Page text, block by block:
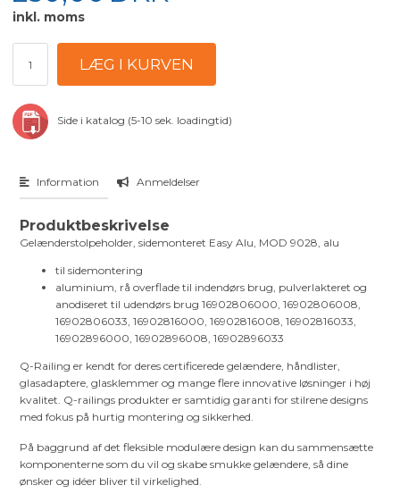
inkl. moms
Side i katalog (5-10 sek. loadingtid)
Information Anmeldelser
Produktbeskrivelse
Gelænderstolpeholder, sidemonteret Easy Alu, MOD 9028, alu
til sidemontering
aluminium, rå overflade til indendørs brug, pulverlakteret og
anodiseret til udendørs brug 16902806000, 16902806008,
16902806033, 16902816000, 16902816008, 16902816033,
16902896000, 16902896008, 16902896033
Q-Railing er kendt for deres certificerede gelændere, håndlister,
glasadaptere, glasklemmer og mange flere innovative løsninger i høj
kvalitet. Q-railings produkter er samtidig garanti for stilrene designs
med fokus på hurtig montering og sikkerhed.
På baggrund af det fleksible modulære design kan du sammensætte
komponenterne som du vil og skabe smukke gelændere, så dine
ønsker og idéer bliver til virkelighed.